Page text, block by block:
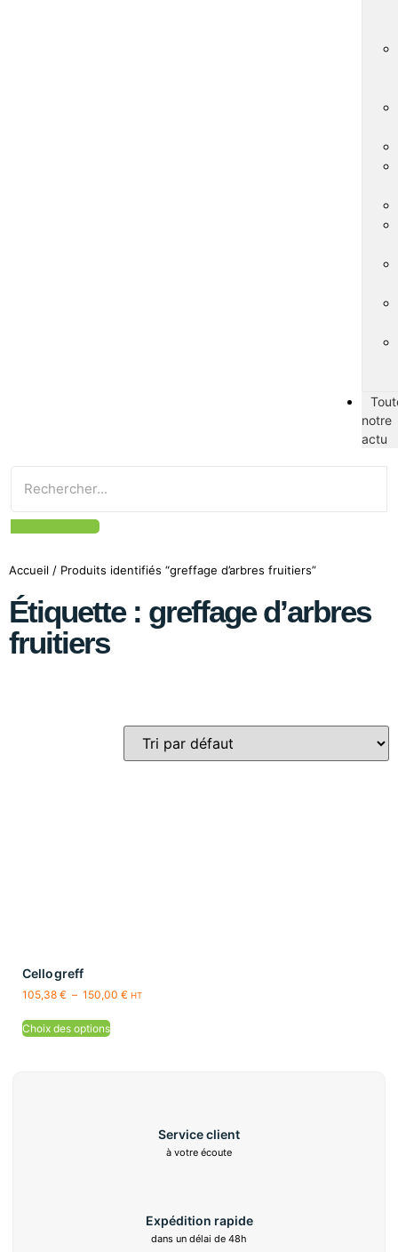
notre
actu
Accueil / Produits identifiés “greffage d’arbres fruitiers”
Étiquette : greffage d’arbres
fruitiers
Service client
à votre écoute
Expédition rapide
dans un délai de 48h
Cellogreff
105,38 € – 150,00 € HT
Choix des options